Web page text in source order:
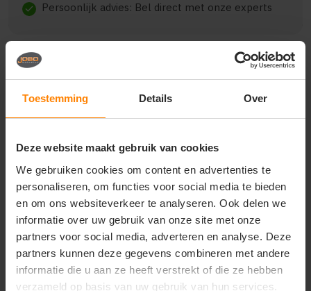
Toestemming Details Over
Deze website maakt gebruik van cookies
We gebruiken cookies om content en advertenties te
personaliseren, om functies voor social media te bieden
en om ons websiteverkeer te analyseren. Ook delen we
informatie over uw gebruik van onze site met onze
partners voor social media, adverteren en analyse. Deze
partners kunnen deze gegevens combineren met andere
informatie die u aan ze heeft verstrekt of die ze hebben
verzameld op basis van uw gebruik van hun services.
check Persoonlijk advies: Bel direct met onze experts
Beschrijving Reviews (0)
{"qty":10,"clr":"Classic Olive","szs":
{"S":3,"M":3,"L":2,"XL":2},"prnts":
[{"pp":"Achterzijde","pt":"Bedrukking","ct":"Vier of
meer kleuren"}]}
Vragen? Neem contact
op met onze
klantenservice